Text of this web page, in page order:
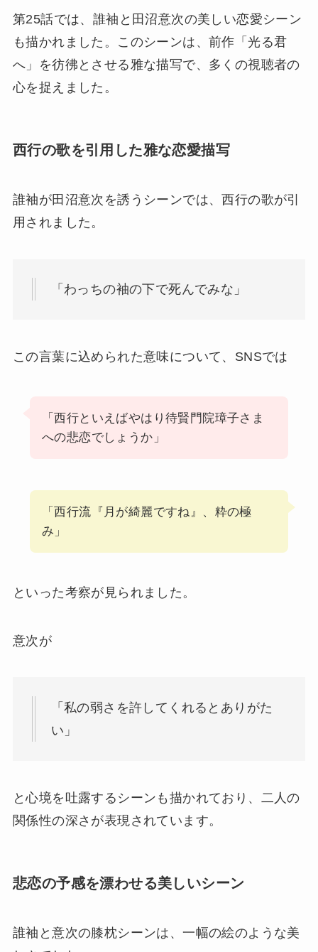
第25話では、誰袖と田沼意次の美しい恋愛シーン
も描かれました。このシーンは、前作「光る君
へ」を彷彿とさせる雅な描写で、多くの視聴者の
心を捉えました。
西行の歌を引用した雅な恋愛描写
誰袖が田沼意次を誘うシーンでは、西行の歌が引
用されました。
「わっちの袖の下で死んでみな」
この言葉に込められた意味について、SNSでは
「西行といえばやはり待賢門院璋子さま
への悲恋でしょうか」
「西行流『月が綺麗ですね』、粋の極
み」
といった考察が見られました。
意次が
「私の弱さを許してくれるとありがた
い」
と心境を吐露するシーンも描かれており、二人の
関係性の深さが表現されています。
悲恋の予感を漂わせる美しいシーン
誰袖と意次の膝枕シーンは、一幅の絵のような美